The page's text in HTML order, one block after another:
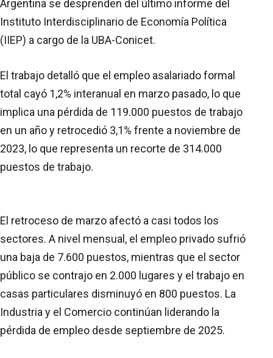
Argentina se desprenden del último informe del
Instituto Interdisciplinario de Economía Política
(IIEP) a cargo de la UBA-Conicet.
El trabajo detalló que el empleo asalariado formal
total cayó 1,2% interanual en marzo pasado, lo que
implica una pérdida de 119.000 puestos de trabajo
en un año y retrocedió 3,1% frente a noviembre de
2023, lo que representa un recorte de 314.000
puestos de trabajo.
El retroceso de marzo afectó a casi todos los
sectores. A nivel mensual, el empleo privado sufrió
una baja de 7.600 puestos, mientras que el sector
público se contrajo en 2.000 lugares y el trabajo en
casas particulares disminuyó en 800 puestos. La
Industria y el Comercio continúan liderando la
pérdida de empleo desde septiembre de 2025.